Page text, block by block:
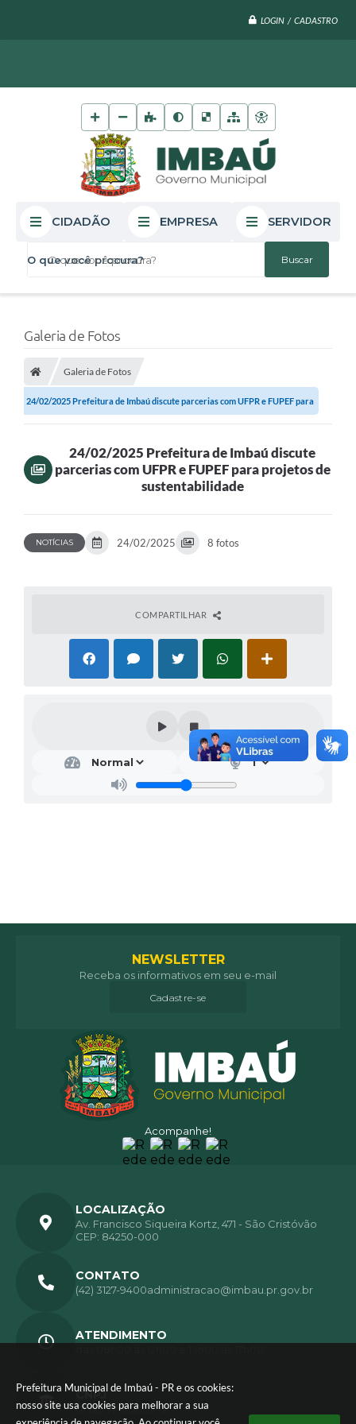
Prefeitura Municipal de Imbaú - PR e os cookies:
nosso site usa cookies para melhorar a sua
LOGIN / CADASTRO
O que você procura?
CIDADÃO EMPRESA SERVIDOR
Galeria de Fotos
Galeria de Fotos
24/02/2025 Prefeitura de Imbaú discute parcerias com UFPR e FUPEF para
24/02/2025 Prefeitura de Imbaú discute
parcerias com UFPR e FUPEF para projetos de
sustentabilidade
NOTÍCIAS 24/02/2025 8 fotos
COMPARTILHAR
Acompanhe!
NEWSLETTER
Receba os informativos em seu e-mail
Cadastre-se
LOCALIZAÇÃO
Av. Francisco Siqueira Kortz, 471 - São Cristóvão
CEP: 84250-000
CONTATO
(42) 3127-9400administracao@imbau.pr.gov.br
ATENDIMENTO
CNPJ
01.613.770/0001-72